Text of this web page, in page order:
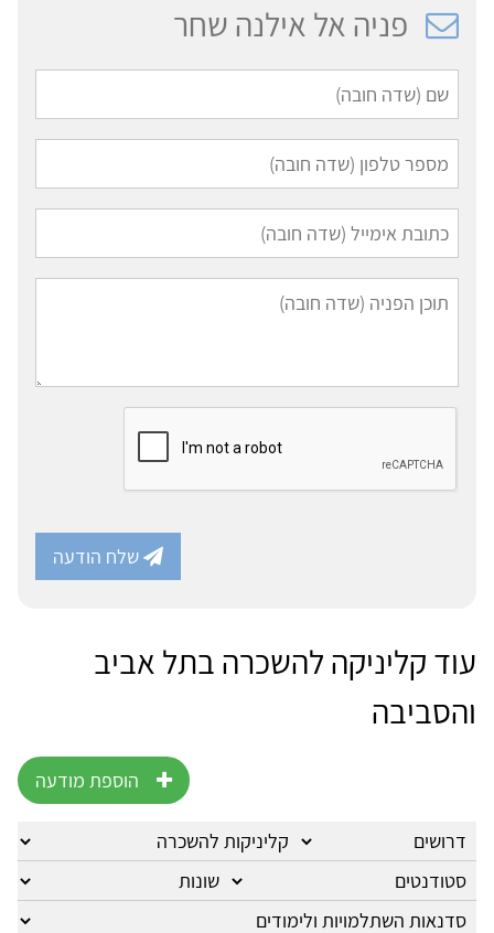
פניה אל אילנה שחר
שלח הודעה
עוד קליניקה להשכרה בתל אביב
והסביבה
הוספת מודעה